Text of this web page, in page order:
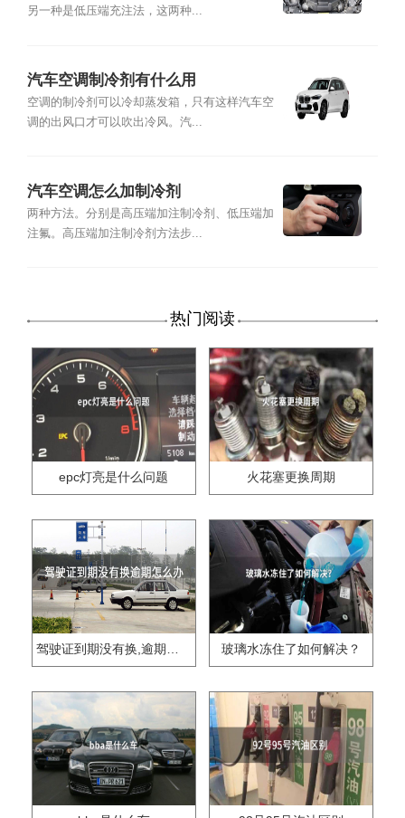
另一种是低压端充注法，这两种...
汽车空调制冷剂有什么用
空调的制冷剂可以冷却蒸发箱，只有这样汽车空
调的出风口才可以吹出冷风。汽...
汽车空调怎么加制冷剂
两种方法。分别是高压端加注制冷剂、低压端加
注氟。高压端加注制冷剂方法步...
热门阅读
epc灯亮是什么问题 火花塞更换周期
驾驶证到期没有换,逾期怎么办?? 玻璃水冻住了如何解决？